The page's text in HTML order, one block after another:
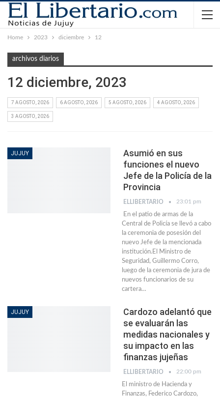
Home 2023 diciembre 12
archivos diarios
12 diciembre, 2023
7 AGOSTO, 2026 6 AGOSTO, 2026 5 AGOSTO, 2026 4 AGOSTO, 2026
3 AGOSTO, 2026
JUJUY
Asumió en sus
funciones el nuevo
Jefe de la Policía de la
Provincia
ELLIBERTARIO 23:01 pm
En el patio de armas de la
Central de Policía se llevó a cabo
la ceremonia de posesión del
nuevo Jefe de la mencionada
institución.El Ministro de
Seguridad, Guillermo Corro,
luego de la ceremonia de jura de
nuevos funcionarios de su
cartera…
JUJUY
Cardozo adelantó que
se evaluarán las
medidas nacionales y
su impacto en las
finanzas jujeñas
ELLIBERTARIO 22:00 pm
El ministro de Hacienda y
Finanzas, Federico Cardozo,